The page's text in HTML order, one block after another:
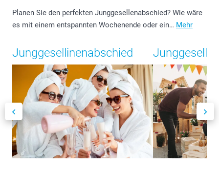
Planen Sie den perfekten Junggesellenabschied? Wie wäre
es mit einem entspannten Wochenende oder ein… Mehr
Junggesellinenabschied